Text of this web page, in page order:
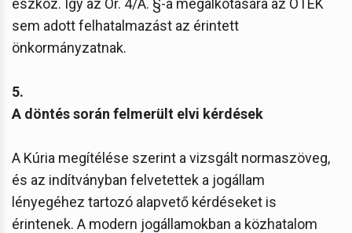
sem adott felhatalmazást az érintett
önkormányzatnak.
5.
A döntés során felmerült elvi kérdések
A Kúria megítélése szerint a vizsgált normaszöveg,
és az indítványban felvetettek a jogállam
lényegéhez tartozó alapvető kérdéseket is
érintenek. A modern jogállamokban a közhatalom